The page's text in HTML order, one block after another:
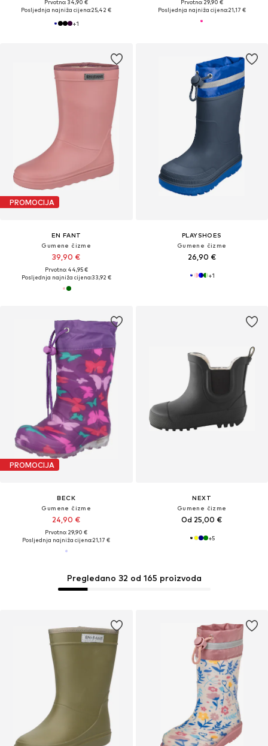
Prvotno: 34,90 €
Posljednja najniža cijena:25,42 €
+1
Prvotno: 29,90 €
Posljednja najniža cijena:21,17 €
PROMOCIJA
EN FANT
Gumene čizme
39,90 €
Prvotno: 44,95 €
Posljednja najniža cijena:33,92 €
PLAYSHOES
Gumene čizme
26,90 €
+1
PROMOCIJA
BECK
Gumene čizme
24,90 €
Prvotno: 29,90 €
Posljednja najniža cijena:21,17 €
NEXT
Gumene čizme
Od 25,00 €
+5
Pregledano 32 od 165 proizvoda